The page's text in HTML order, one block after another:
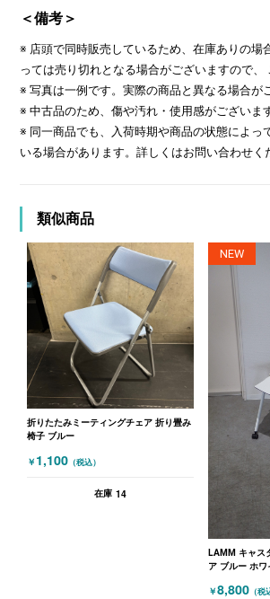
＜備考＞
※ 店頭で同時販売しているため、在庫ありの場
っては売り切れとなる場合がございますので、
※ 写真は一例です。実際の商品と異なる場合が
※ 中古品のため、傷や汚れ・使用感がございま
※ 同一商品でも、入荷時期や商品の状態によっ
いる場合があります。詳しくはお問い合わせく
類似商品
折りたたみミーティングチェア 折り畳み
椅子 ブルー
￥ 1,100 （税込）
在庫 14
NEW
LAMM キャス
ア ブルー ホワ
￥8,800 （税